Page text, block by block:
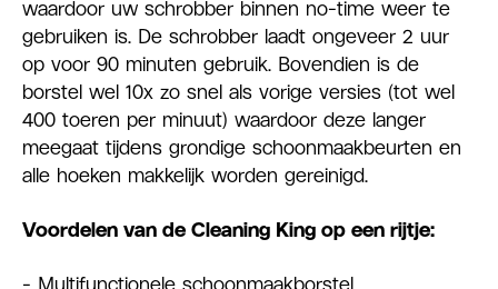
waardoor uw schrobber binnen no-time weer te
gebruiken is. De schrobber laadt ongeveer 2 uur
op voor 90 minuten gebruik. Bovendien is de
borstel wel 10x zo snel als vorige versies (tot wel
400 toeren per minuut) waardoor deze langer
meegaat tijdens grondige schoonmaakbeurten en
alle hoeken makkelijk worden gereinigd.
Voordelen van de Cleaning King op een rijtje:
- Multifunctionele schoonmaakborstel